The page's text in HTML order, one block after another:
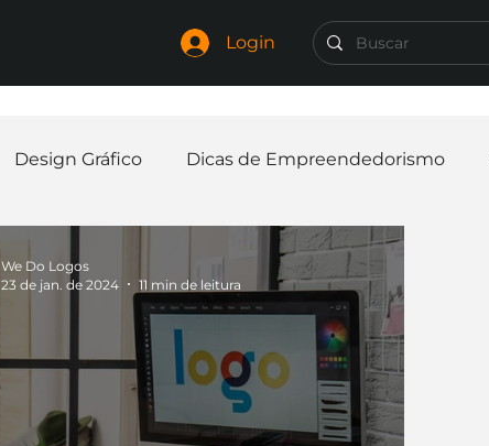
Login
Design Gráfico Dicas de Empreendedorismo
Visual Nome para Empresa
Curiosidades Logotipo
We Do Logos
23 de jan. de 2024
11 min de leitura